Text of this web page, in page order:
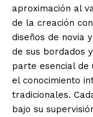
aproximación al
de la creación
diseños de novia
de sus bordados
parte esencial
el conocimiento
tradicionales.
bajo su